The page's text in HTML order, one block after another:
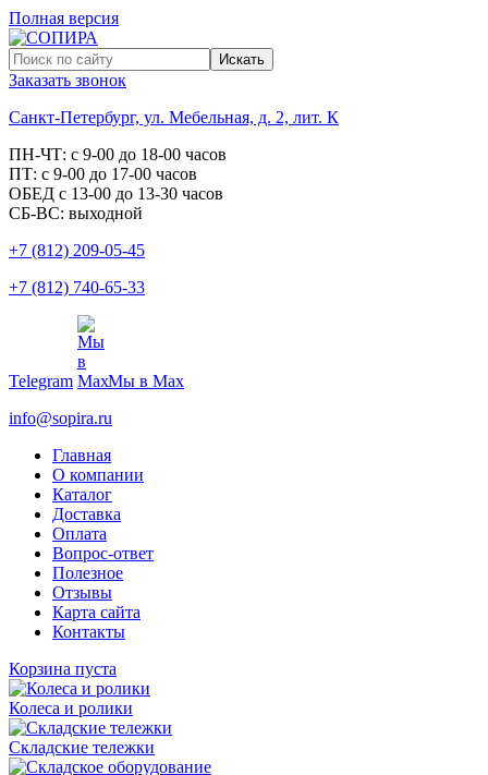
Полная версия
Заказать звонок
Санкт-Петербург, ул. Мебельная, д. 2, лит. К
ПН-ЧТ: с 9-00 до 18-00 часов
ПТ: с 9-00 до 17-00 часов
ОБЕД с 13-00 до 13-30 часов
СБ-ВС: выходной
+7 (812) 209-05-45
+7 (812) 740-65-33
Telegram
Мы в Max
info@sopira.ru
Главная
О компании
Каталог
Доставка
Оплата
Вопрос-ответ
Полезное
Отзывы
Карта сайта
Контакты
Корзина пуста
Колеса и ролики
Складские тележки